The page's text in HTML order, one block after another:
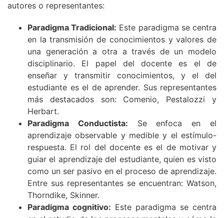
autores o representantes:
Paradigma Tradicional: Este paradigma se centra
en la transmisión de conocimientos y valores de
una generación a otra a través de un modelo
disciplinario. El papel del docente es el de
enseñar y transmitir conocimientos, y el del
estudiante es el de aprender. Sus representantes
más destacados son: Comenio, Pestalozzi y
Herbart.
Paradigma Conductista: Se enfoca en el
aprendizaje observable y medible y el estímulo-
respuesta. El rol del docente es el de motivar y
guiar el aprendizaje del estudiante, quien es visto
como un ser pasivo en el proceso de aprendizaje.
Entre sus representantes se encuentran: Watson,
Thorndike, Skinner.
Paradigma cognitivo: Este paradigma se centra